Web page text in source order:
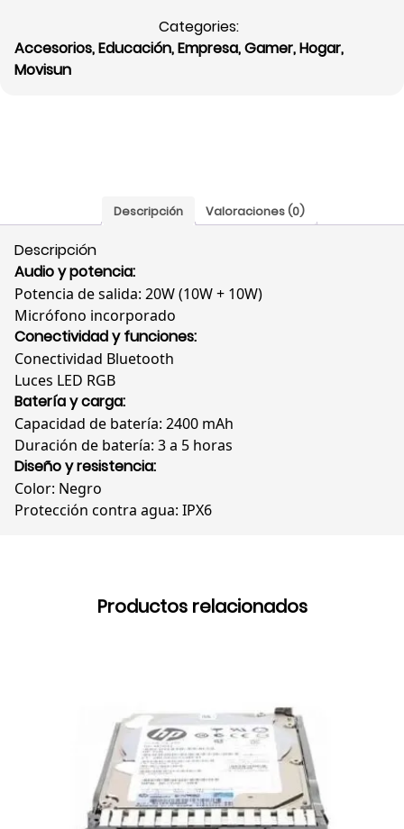
Luces
Categories:
Accesorios,Educación,Empresa,Gamer,Hogar,
Movisun
Descripción Valoraciones (0)
Descripción
Audio y potencia:
Potencia de salida: 20W (10W + 10W)
Micrófono incorporado
Conectividad y funciones:
Conectividad Bluetooth
Luces LED RGB
Batería y carga:
Capacidad de batería: 2400 mAh
Duración de batería: 3 a 5 horas
Diseño y resistencia:
Color: Negro
Protección contra agua: IPX6
Productos relacionados